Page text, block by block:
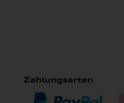
Zahlungsarten